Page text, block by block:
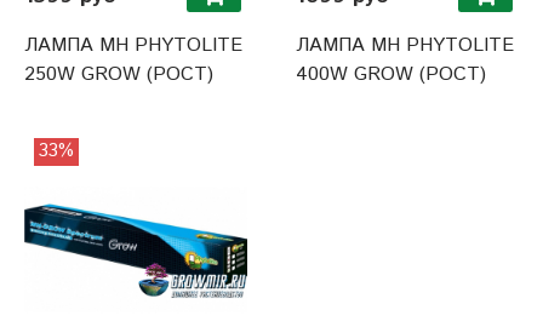
ЛАМПА MH PHYTOLITE
250W GROW (РОСТ)
ЛАМПА MH PHYTOLITE
400W GROW (РОСТ)
33%